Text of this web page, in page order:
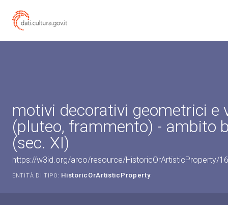
motivi decorativi geometrici e
(pluteo, frammento) - ambito
(sec. XI)
https://w3id.org/arco/resource/HistoricOrArtisticProperty/
ENTITÀ DI TIPO: HistoricOrArtisticProperty